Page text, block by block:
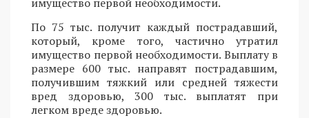
По 75 тыс. получит каждый пострадавший,
который, кроме того, частично утратил
имущество первой необходимости. Выплату в
размере 600 тыс. направят пострадавшим,
получившим тяжкий или средней тяжести
вред здоровью, 300 тыс. выплатят при
легком вреде здоровью.